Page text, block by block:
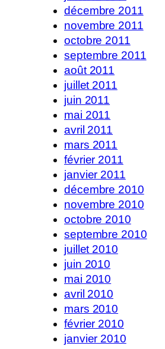
décembre 2011
novembre 2011
octobre 2011
septembre 2011
août 2011
juillet 2011
juin 2011
mai 2011
avril 2011
mars 2011
février 2011
janvier 2011
décembre 2010
novembre 2010
octobre 2010
septembre 2010
juillet 2010
juin 2010
mai 2010
avril 2010
mars 2010
février 2010
janvier 2010